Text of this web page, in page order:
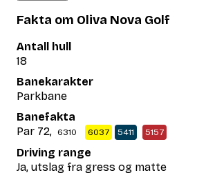
Fakta om Oliva Nova Golf
Antall hull
18
Banekarakter
Parkbane
Banefakta
Par 72, 6310 6037 5411 5157
Driving range
Ja, utslag fra gress og matte